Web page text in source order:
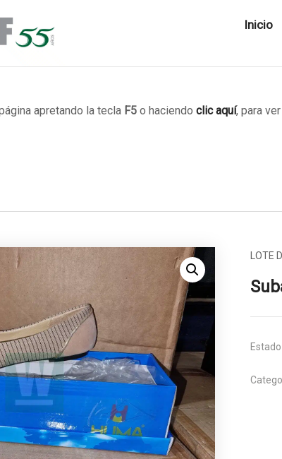
Inicio
apretando la tecla F5 o haciendo clic aquí, para
LOTE